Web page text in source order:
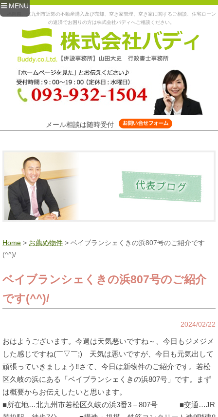
MENU
福岡県、北九州市近郊の不動産購入及び売却、空き家管理、空き家に関するご相談、住宅ローン
の返済でお困りの方は株式会社バディへご相談ください。
メール相談は随時受付
Home > お薦め物件 > ベイブランシェくきの浜807号のご紹介です
(^^)/
ベイブランシェくきの浜807号のご紹介
です(^^)/
2024/02/22
おはようございます。今週は天気悪いですね～、今日もジメジメ
した感じですね(￣▽￣;) 天気は悪いですが、今日も元気出して
頑張っていきましょう‼さて、今日は新物件のご紹介です。若松
区久岐の浜にある「ベイブランシェくきの浜807号」です。まず
は概要からお伝えしたいと思います。
■所在地…北九州市若松区久岐の浜3番3－807号 ■交通…JR